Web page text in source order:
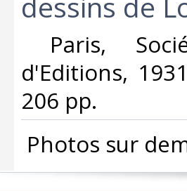
Paris,
d'Editions,
206 pp. ‎
Photos sur